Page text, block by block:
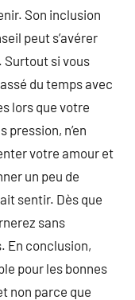
Son inclusion
peut s’avérer
si vous
du temps avec
lors que votre
n’en
votre amour et
un peu de
sentir. Dès que
sans
En conclusion,
pour les bonnes
non parce que